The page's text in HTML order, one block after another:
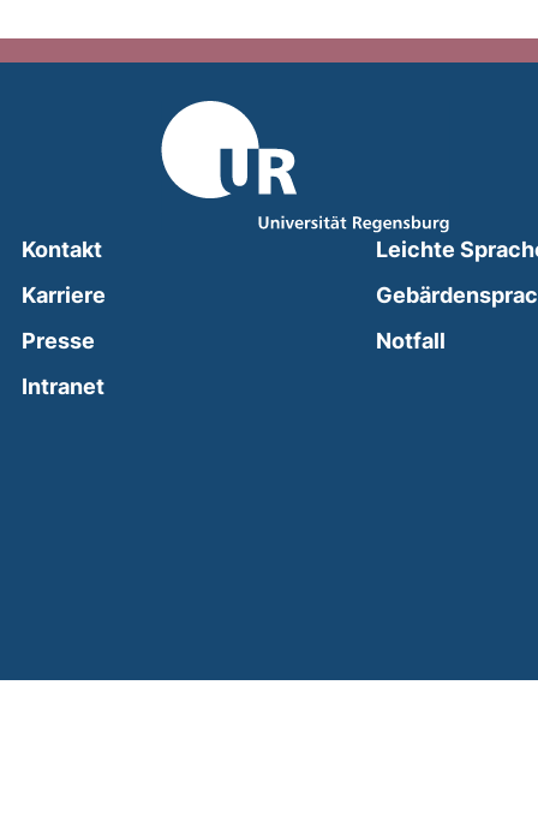
Kontakt
Karriere
Presse
Intranet(external link, opens in a new window)
Leichte
Notfall